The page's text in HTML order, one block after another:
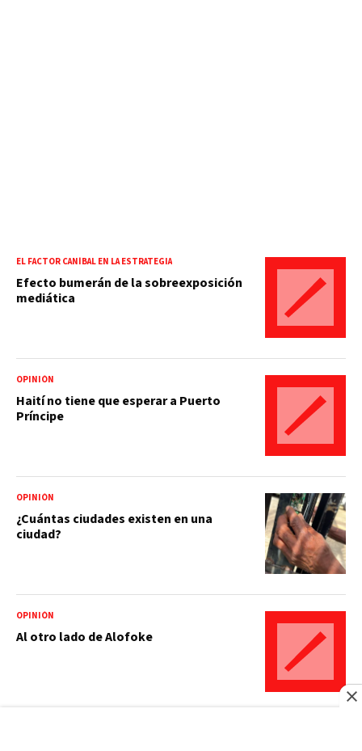
EL FACTOR CANÍBAL EN LA ESTRATEGIA
Efecto bumerán de la sobreexposición
mediática
OPINIÓN
Haití no tiene que esperar a Puerto
Príncipe
OPINIÓN
¿Cuántas ciudades existen en una
ciudad?
OPINIÓN
Al otro lado de Alofoke